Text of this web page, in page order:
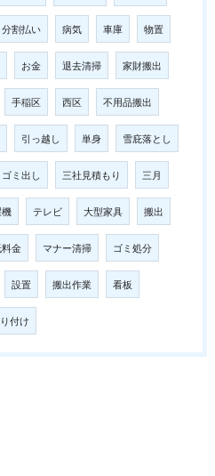
分割払い 病気 車庫 物置
お金 退去清掃 家財搬出
手稲区 西区 不用品搬出
引っ越し 単身 雪庇落とし
ゴミ出し 三社見積もり 三月
テレビ 大型家具 搬出
金 マナー清掃 ゴミ処分
設置 搬出作業 看板
付け